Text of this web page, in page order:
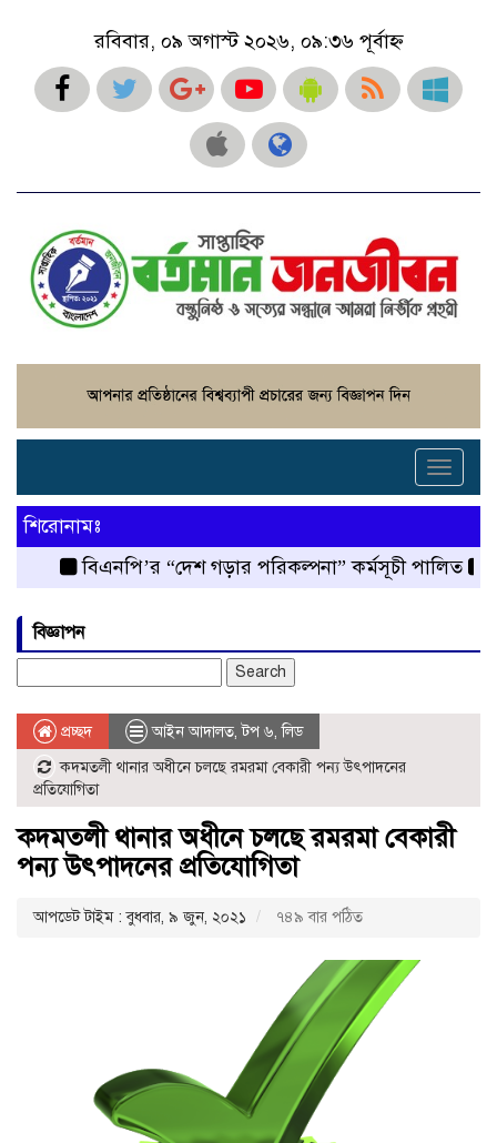
রবিবার, ০৯ অগাস্ট ২০২৬, ০৯:৩৬ পূর্বাহ্ন
Toggle
শিরোনামঃ
বিএনপি’র “দেশ গড়ার পরিকল্পনা” কর্মসূচী পালিত
রংপুর
বিজ্ঞাপন
for:
প্রচ্ছদ আইন আদালত,টপ ৬,লিড
কদমতলী থানার অধীনে চলছে রমরমা বেকারী পন্য উৎপাদনের
প্রতিযোগিতা
কদমতলী থানার অধীনে চলছে রমরমা বেকারী
পন্য উৎপাদনের প্রতিযোগিতা
আপডেট টাইম : বুধবার, ৯ জুন, ২০২১ ৭৪৯ বার পঠিত